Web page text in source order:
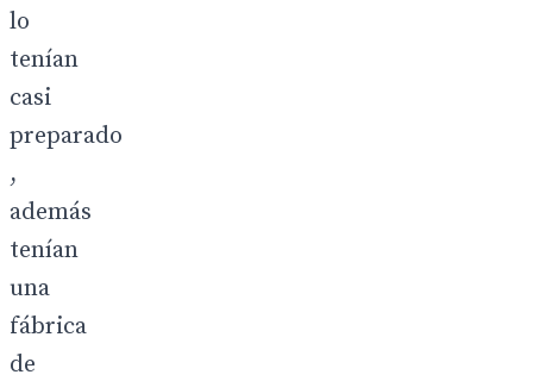
lo
tenían
casi
preparado
,
además
tenían
una
fábrica
de